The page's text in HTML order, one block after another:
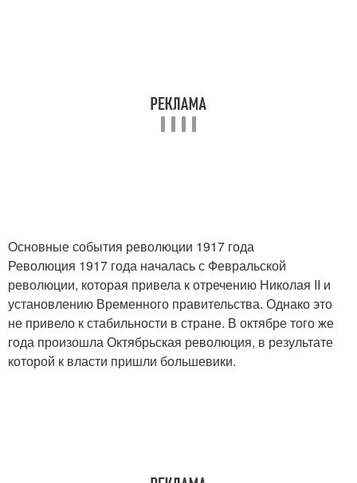
Основные события революции 1917 года
Революция 1917 года началась с Февральской
революции, которая привела к отречению Николая II и
установлению Временного правительства. Однако это
не привело к стабильности в стране. В октябре того же
года произошла Октябрьская революция, в результате
которой к власти пришли большевики.